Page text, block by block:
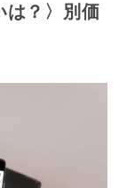
は？〉別価